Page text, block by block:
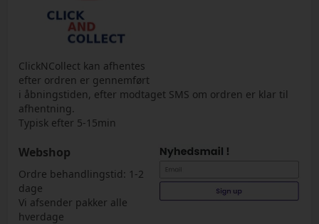
ClickNCollect kan afhentes
efter ordren er gennemført
i åbningstiden, efter modtaget SMS om ordren er klar til
afhentning.
Typisk efter 5-15min
Webshop
Ordre behandlingstid: 1-2
dage
Vi afsender pakker alle
hverdage